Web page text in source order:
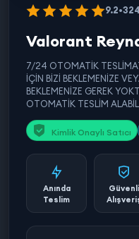
9.2•
Valorant
7/24 OTOMATİK
İÇİN BİZİ BEKLEMENİZE
BEKLEMENİZE GEREK
OTOMATİK TESLİM
Kimlik Onaylı Satıcı
Anında
Teslim
Güvenli